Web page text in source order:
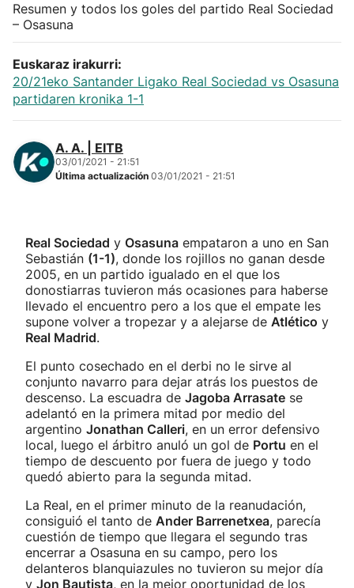
Carreras de montaña
Más deportes
"Helmuga"
Resumen y todos los goles del partido Real Sociedad
– Osasuna
Euskaraz irakurri:
20/21eko Santander Ligako Real Sociedad vs Osasuna
partidaren kronika 1-1
A. A. | EITB
03/01/2021 - 21:51
Última actualización 03/01/2021 - 21:51
Real Sociedad y Osasuna empataron a uno en San
Sebastián (1-1), donde los rojillos no ganan desde
2005, en un partido igualado en el que los
donostiarras tuvieron más ocasiones para haberse
llevado el encuentro pero a los que el empate les
supone volver a tropezar y a alejarse de Atlético y
Real Madrid.
El punto cosechado en el derbi no le sirve al
conjunto navarro para dejar atrás los puestos de
descenso. La escuadra de Jagoba Arrasate se
adelantó en la primera mitad por medio del
argentino Jonathan Calleri, en un error defensivo
local, luego el árbitro anuló un gol de Portu en el
tiempo de descuento por fuera de juego y todo
quedó abierto para la segunda mitad.
La Real, en el primer minuto de la reanudación,
consiguió el tanto de Ander Barrenetxea, parecía
cuestión de tiempo que llegara el segundo tras
encerrar a Osasuna en su campo, pero los
delanteros blanquiazules no tuvieron su mejor día
y Jon Bautista, en la mejor oportunidad de los